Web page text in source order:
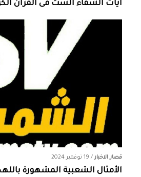
آيات الشفاء الست فى القرآن الكريم
قصار الاخبار/ 19 نوفمبر 2024
الأمثال الشعبية المشهورة